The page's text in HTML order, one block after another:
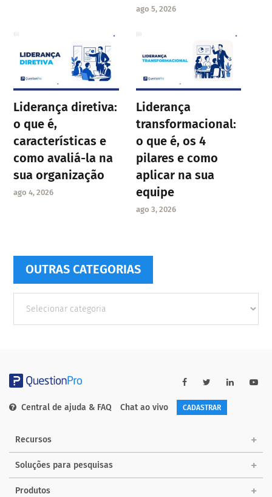
ago 5, 2026
Liderança diretiva:
o que é,
características e
como avaliá-la na
sua organização
ago 4, 2026
Liderança
transformacional:
o que é, os 4
pilares e como
aplicar na sua
equipe
ago 3, 2026
OUTRAS CATEGORIAS
Categorias
Central de ajuda & FAQ Chat ao vivo CADASTRAR
Recursos
Soluções para pesquisas
Produtos